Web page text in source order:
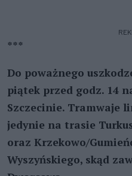
***
Do poważnego
piątek przed godz. 14
Szczecinie. Tramwaje
jedynie na trasie
oraz Krzekowo/
Wyszyńskiego, skąd